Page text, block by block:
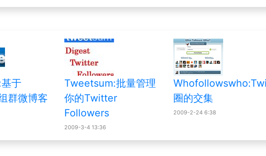
于
群微博客
Tweetsum:批量管理
你的Twitter
Followers
2009-3-4 13:36
圈的交集
2009-2-24 6:38